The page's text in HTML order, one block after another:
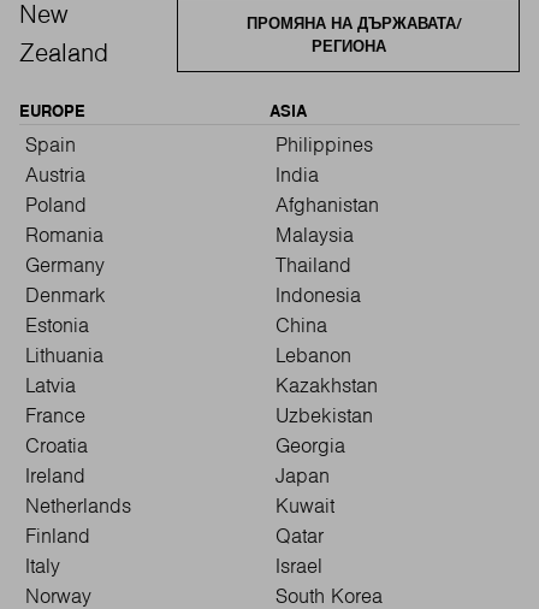
New
Zealand
ПРОМЯНА НА ДЪРЖАВАТА/
РЕГИОНА
EUROPE
Spain
Austria
Poland
Romania
Germany
Denmark
Estonia
Lithuania
Latvia
France
Croatia
Ireland
Netherlands
Finland
Italy
Norway
ASIA
Philippines
India
Afghanistan
Malaysia
Thailand
Indonesia
China
Lebanon
Kazakhstan
Uzbekistan
Georgia
Japan
Kuwait
Qatar
Israel
South Korea